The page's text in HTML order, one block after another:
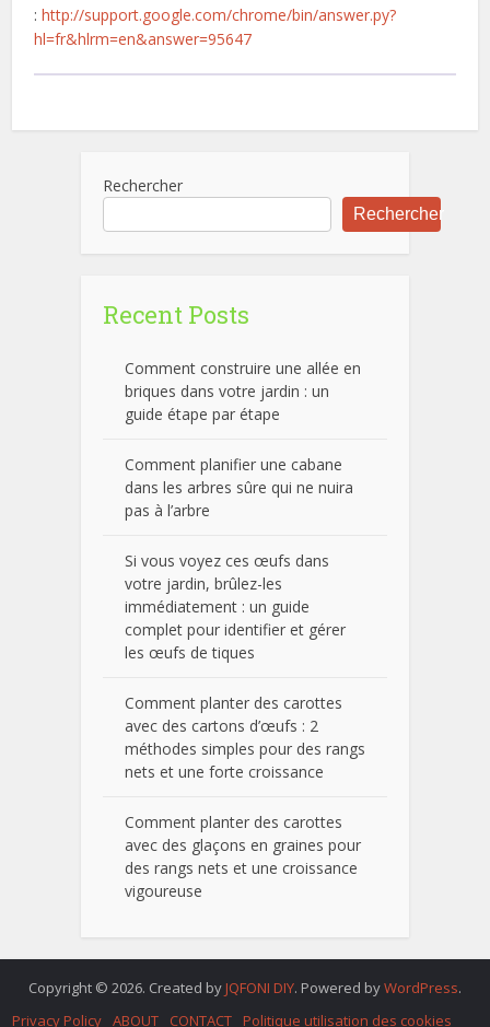
:http://support.google.com/chrome/bin/answer.py?
hl=fr&hlrm=en&answer=95647
Rechercher
Rechercher
Recent Posts
Comment construire une allée en
briques dans votre jardin : un
guide étape par étape
Comment planifier une cabane
dans les arbres sûre qui ne nuira
pas à l’arbre
Si vous voyez ces œufs dans
votre jardin, brûlez-les
immédiatement : un guide
complet pour identifier et gérer
les œufs de tiques
Comment planter des carottes
avec des cartons d’œufs : 2
méthodes simples pour des rangs
nets et une forte croissance
Comment planter des carottes
avec des glaçons en graines pour
des rangs nets et une croissance
vigoureuse
Copyright © 2026. Created by JQFONI DIY. Powered byWordPress.
Privacy Policy ABOUT CONTACT Politique utilisation des cookies